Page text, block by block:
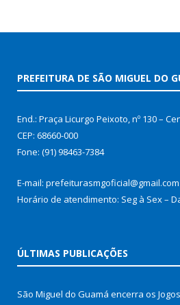
PREFEITURA DE SÃO MIGUEL DO
End.: Praça Licurgo Peixoto, nº 130 –
CEP: 68660-000
Fone: (91) 98463-7384
E-mail: prefeiturasmgoficial@gmail.com
Horário de atendimento: Seg à Sex –
ÚLTIMAS PUBLICAÇÕES
São Miguel do Guamá encerra os